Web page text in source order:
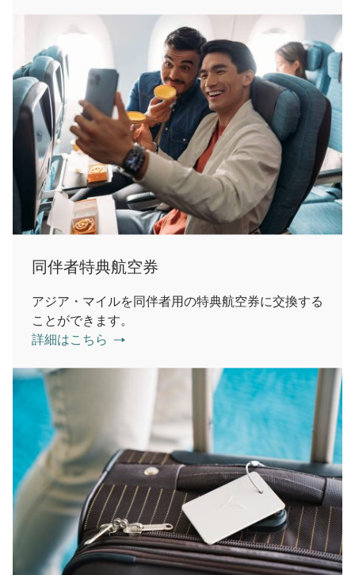
同伴者特典航空券
アジア・マイルを同伴者用の特典航空券に交換する
ことができます。
詳細はこちら